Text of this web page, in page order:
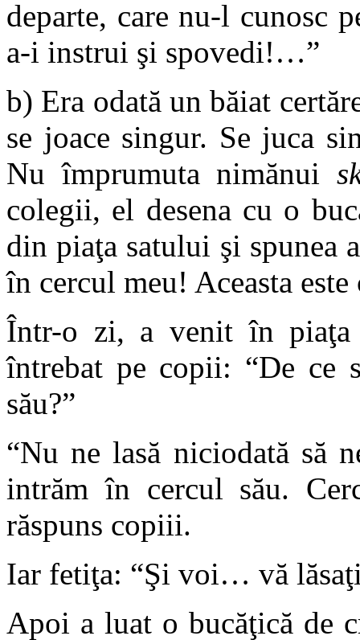
departe, care nu-l cunosc
a-i instrui şi spovedi!…”
b) Era odată un băiat
se joace singur. Se juca
Nu împrumuta nimănui
colegii, el desena cu o
din piaţa satului şi spunea
în cercul meu! Aceasta este
Într-o zi, a venit în
întrebat pe copii: “De ce
său?”
“Nu ne lasă niciodată să
intrăm în cercul său.
răspuns copiii.
Iar fetiţa: “Şi voi… vă
Apoi a luat o bucăţică de